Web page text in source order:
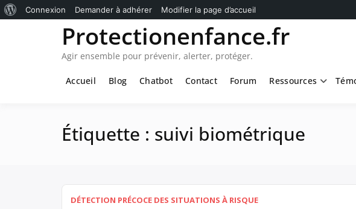
Protectionenfance.fr
Agir ensemble pour prévenir, alerter, protéger.
Accueil Blog Chatbot Contact Forum Ressources
Étiquette : suivi biométrique
DÉTECTION PRÉCOCE DES SITUATIONS À RISQUE
Connexion Demander à adhérer Modifier la page d’accueil